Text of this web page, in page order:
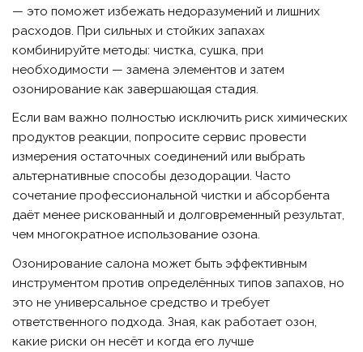
— это поможет избежать недоразумений и лишних
расходов. При сильных и стойких запахах
комбинируйте методы: чистка, сушка, при
необходимости — замена элементов и затем
озонирование как завершающая стадия.
Если вам важно полностью исключить риск химических
продуктов реакции, попросите сервис провести
измерения остаточных соединений или выбрать
альтернативные способы дезодорации. Часто
сочетание профессиональной чистки и абсорбента
даёт менее рискованный и долговременный результат,
чем многократное использование озона.
Озонирование салона может быть эффективным
инструментом против определённых типов запахов, но
это не универсальное средство и требует
ответственного подхода. Зная, как работает озон,
какие риски он несёт и когда его лучше